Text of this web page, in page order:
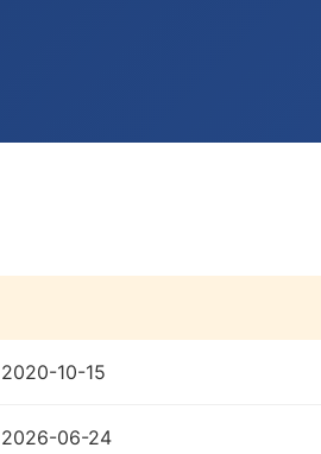
2020-10-15
2026-06-24